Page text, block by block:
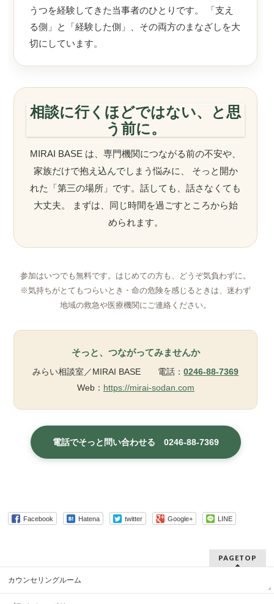
うつを経験してきた当事者のひとりです。 「支え
る側」と「経験した側」、その両方のまなざしを大
切にしています。
相談に行くほどではない、と思
う前に。
MIRAI BASE は、専門機関につながる前の不安や、
家族だけで抱え込んでしまう悩みに、 そっと開か
れた「第三の場所」です。話しても、話さなくても
大丈夫。 まずは、同じ時間を過ごすところから始
められます。
参加はいつでも無料です。はじめての方も、どうぞ気負わずに。
※気持ちがとてもつらいとき・命の危険を感じるときは、迷わず
地域の救急や医療機関にご連絡ください。
そっと、つながってみませんか
みらい相談室／MIRAI BASE 電話：0246-88-7369
Web： https://mirai-sodan.com
電話でそっと問い合わせる 0246-88-7369
Facebook Hatena twitter Google+ LINE
PAGETOP
カウンセリングルーム